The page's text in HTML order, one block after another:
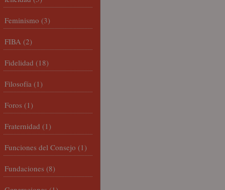
Feminismo (3)
FIBA (2)
Fidelidad (18)
Filosofía (1)
Foros (1)
Fraternidad (1)
Funciones del Consejo (1)
Fundaciones (8)